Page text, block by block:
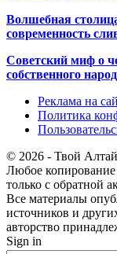
Волшебная
современность
Советский миф о
собственного
Реклама на
Политика
© 2026 - Твой
Любое копирование
только с обратной
Все материалы
источников и
авторство
Sign in